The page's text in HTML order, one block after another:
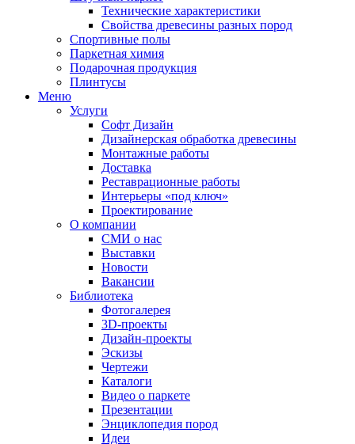
Технические характеристики
Свойства древесины разных пород
Спортивные полы
Паркетная химия
Подарочная продукция
Плинтусы
Меню
Услуги
Софт Дизайн
Дизайнерская обработка древесины
Монтажные работы
Доставка
Реставрационные работы
Интерьеры «под ключ»
Проектирование
О компании
СМИ о нас
Выставки
Новости
Вакансии
Библиотека
Фотогалерея
3D-проекты
Дизайн-проекты
Эскизы
Чертежи
Каталоги
Видео о паркете
Презентации
Энциклопедия пород
Идеи